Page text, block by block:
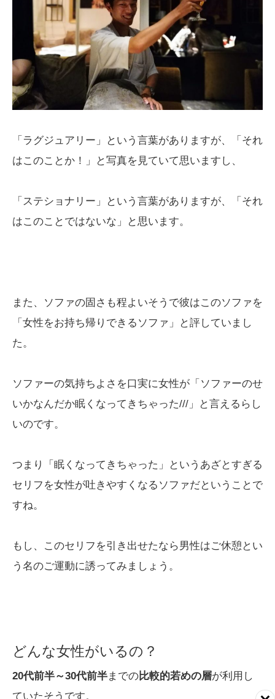
「ラグジュアリー」という言葉がありますが、「それ
はこのことか！」と写真を見ていて思いますし、
「ステショナリー」という言葉がありますが、「それ
はこのことではないな」と思います。
また、ソファの固さも程よいそうで彼はこのソファを
「女性をお持ち帰りできるソファ」と評していまし
た。
ソファーの気持ちよさを口実に女性が「ソファーのせ
いかなんだか眠くなってきちゃった///」と言えるらし
いのです。
つまり「眠くなってきちゃった」というあざとすぎる
セリフを女性が吐きやすくなるソファだということで
すね。
もし、このセリフを引き出せたなら男性はご休憩とい
う名のご運動に誘ってみましょう。
どんな女性がいるの？
20代前半～30代前半までの比較的若めの層が利用し
ていたそうです。